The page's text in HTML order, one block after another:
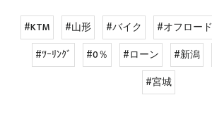
#KTM #山形 #バイク #オフロード
#ﾂｰﾘﾝｸﾞ
#0％ #ローン #新潟
#宮城